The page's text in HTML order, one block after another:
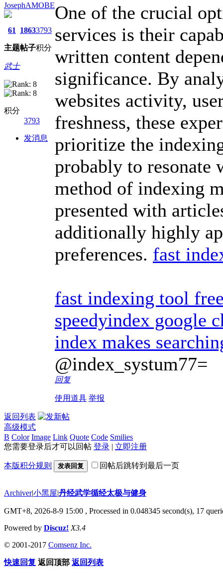
JosephAMOBE
61
主题
1863
帖子
3793
积分
武士
积分
3793
发消息
One of the crucial
services is their
written content
significance. By
websites activity,
freshness, these
prioritize the
probably to resonate
method of indexing
presented with
additionally highly
preferences. fast
fast indexing tool
speedyindex google
index makes
@index_systum77=
回复
使用道具 举报
返回列表
高级模式
B Color Image Link Quote Code Smilies
您需要登录后才可以回帖 登录 | 立即注册
本版积分规则 发表回复 回帖后跳转到最后一页
Archiver|小黑屋|丹经武学循经太极与健身
GMT+8, 2026-8-9 15:00 , Processed in 0.048345 second(s), 17
Powered by Discuz! X3.4
© 2001-2017 Comsenz Inc.
快速回复 返回顶部 返回列表